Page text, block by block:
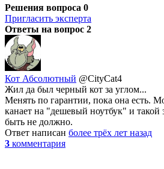
Решения вопроса 0
Пригласить эксперта
Ответы на вопрос 2
Кот Абсолютный @CityCat4
Жил да был черный кот за углом...
Менять по гарантии, пока она есть.
канает на "дешевый ноутбук" и такой
быть не должно.
Ответ написан более трёх лет назад
3 комментария